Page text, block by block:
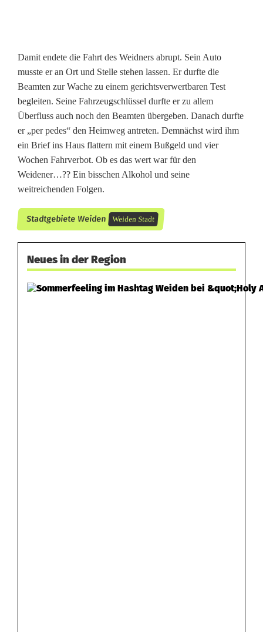
e
n
e
a
u
s
d
e
m
Damit endete die Fahrt des Weidners abrupt. Sein Auto
musste er an Ort und Stelle stehen lassen. Er durfte die
Beamten zur Wache zu einem gerichtsverwertbaren Test
begleiten. Seine Fahrzeugschlüssel durfte er zu allem
Überfluss auch noch den Beamten übergeben. Danach durfte
er „per pedes“ den Heimweg antreten. Demnächst wird ihm
ein Brief ins Haus flattern mit einem Bußgeld und vier
Wochen Fahrverbot. Ob es das wert war für den
Weidener…?? Ein bisschen Alkohol und seine
weitreichenden Folgen.
Stadtgebiete Weiden Weiden Stadt
Neues in der Region